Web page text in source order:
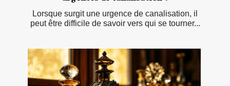
Lorsque surgit une urgence de canalisation, il
peut être difficile de savoir vers qui se tourner...